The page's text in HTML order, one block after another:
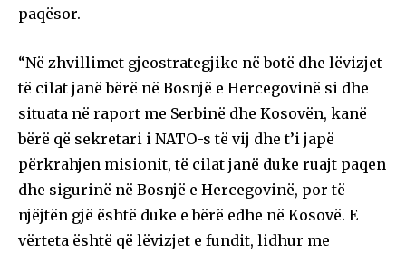
paqësor.
“Në zhvillimet gjeostrategjike në botë dhe lëvizjet
të cilat janë bërë në Bosnjë e Hercegovinë si dhe
situata në raport me Serbinë dhe Kosovën, kanë
bërë që sekretari i NATO-s të vij dhe t’i japë
përkrahjen misionit, të cilat janë duke ruajt paqen
dhe sigurinë në Bosnjë e Hercegovinë, por të
njëjtën gjë është duke e bërë edhe në Kosovë. E
vërteta është që lëvizjet e fundit, lidhur me